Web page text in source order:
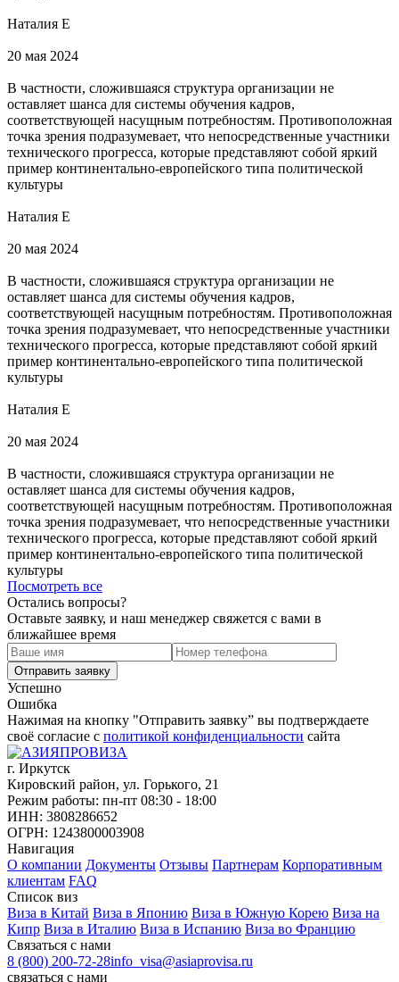
Наталия Е
20 мая 2024
В частности, сложившаяся структура организации не
оставляет шанса для системы обучения кадров,
соответствующей насущным потребностям. Противоположная
точка зрения подразумевает, что непосредственные участники
технического прогресса, которые представляют собой яркий
пример континентально-европейского типа политической
культуры
Наталия Е
20 мая 2024
В частности, сложившаяся структура организации не
оставляет шанса для системы обучения кадров,
соответствующей насущным потребностям. Противоположная
точка зрения подразумевает, что непосредственные участники
технического прогресса, которые представляют собой яркий
пример континентально-европейского типа политической
культуры
Наталия Е
20 мая 2024
В частности, сложившаяся структура организации не
оставляет шанса для системы обучения кадров,
соответствующей насущным потребностям. Противоположная
точка зрения подразумевает, что непосредственные участники
технического прогресса, которые представляют собой яркий
пример континентально-европейского типа политической
культуры
Посмотреть все
Остались вопросы?
Оставьте заявку, и наш менеджер свяжется с вами в
ближайшее время
Успешно
Ошибка
Нажимая на кнопку "Отправить заявку” вы подтверждаете
своё согласие с политикой конфиденциальности сайта
г. Иркутск
Кировский район, ул. Горького, 21
Режим работы: пн-пт 08:30 - 18:00
ИНН: 3808286652
ОГРН: 1243800003908
Навигация
О компании Документы Отзывы Партнерам Корпоративным
клиентам FAQ
Список виз
Виза в Китай Виза в Японию Виза в Южную Корею Виза на
Кипр Виза в Италию Виза в Испанию Виза во Францию
Связаться с нами
8 (800) 200-72-28info_visa@asiaprovisa.ru
связаться с нами